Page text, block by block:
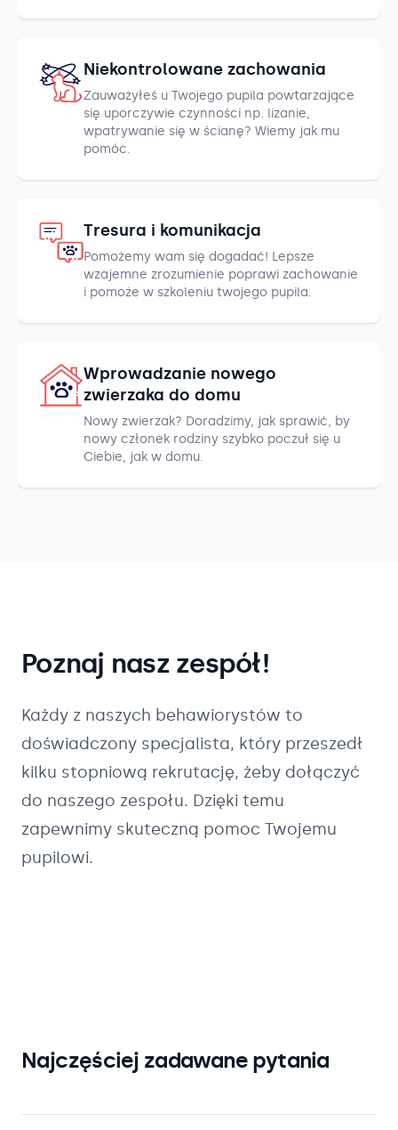
Niekontrolowane zachowania
Zauważyłeś u Twojego pupila powtarzające
się uporczywie czynności np. lizanie,
wpatrywanie się w ścianę? Wiemy jak mu
pomóc.
Tresura i komunikacja
Pomożemy wam się dogadać! Lepsze
wzajemne zrozumienie poprawi zachowanie
i pomoże w szkoleniu twojego pupila.
Wprowadzanie nowego
zwierzaka do domu
Nowy zwierzak? Doradzimy, jak sprawić, by
nowy członek rodziny szybko poczuł się u
Ciebie, jak w domu.
Poznaj nasz zespół!
Każdy z naszych behawiorystów to
doświadczony specjalista, który przeszedł
kilku stopniową rekrutację, żeby dołączyć
do naszego zespołu. Dzięki temu
zapewnimy skuteczną pomoc Twojemu
pupilowi.
Najczęściej zadawane pytania